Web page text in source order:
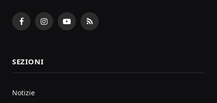
FacebookInstagramYouTubeRSS
SEZIONI
Notizie